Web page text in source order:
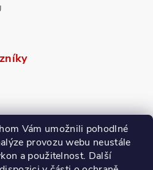
Vám umožnili pohodlné
provozu webu neustále
a použitelnost. Další